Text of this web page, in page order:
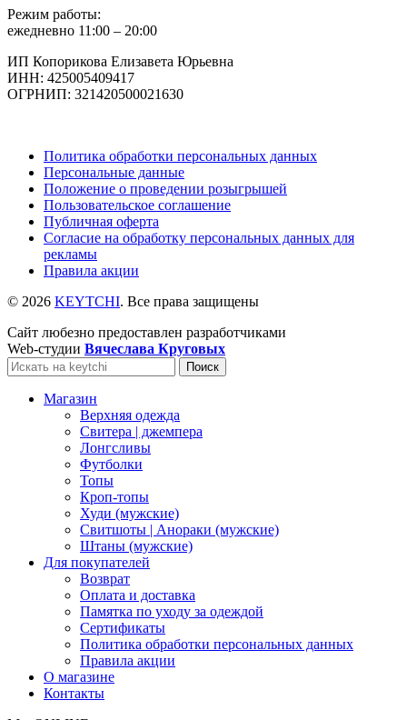
Режим работы:
ежедневно 11:00 – 20:00
ИП Копорикова Елизавета Юрьевна
ИНН: 425005409417
ОГРНИП: 321420500021630
Политика обработки персональных данных
Персональные данные
Положение о проведении розыгрышей
Пользовательское соглашение
Публичная оферта
Согласие на обработку персональных данных для
рекламы
Правила акции
© 2026 KEYTCHI. Все права защищены
Сайт любезно предоставлен разработчиками
Web-студии Вячеслава Круговых
Поиск
Магазин
Верхняя одежда
Свитера | джемпера
Лонгсливы
Футболки
Топы
Кроп-топы
Худи (мужские)
Свитшоты | Анораки (мужские)
Штаны (мужские)
Для покупателей
Возврат
Оплата и доставка
Памятка по уходу за одеждой
Сертификаты
Политика обработки персональных данных
Правила акции
О магазине
Контакты